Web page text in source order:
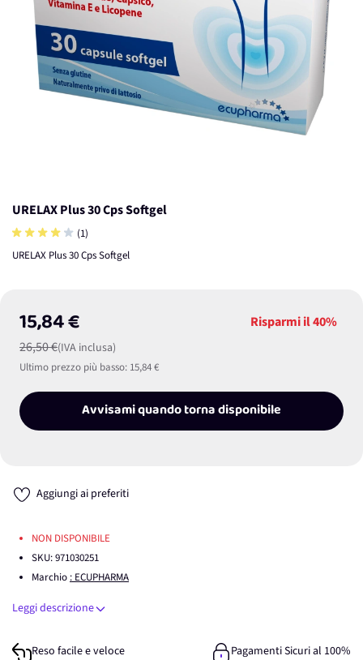
URELAX Plus 30 Cps Softgel
(1)
URELAX Plus 30 Cps Softgel
15,84 €
26,50 €(IVA inclusa)
Risparmi il40%
Ultimo prezzo più basso: 15,84 €
Avvisami quando torna disponibile
Aggiungi ai preferiti
NON DISPONIBILE
SKU:971030251
Marchio : ECUPHARMA
Leggi descrizione
Reso facile e veloce
Pagamenti Sicuri al 100%